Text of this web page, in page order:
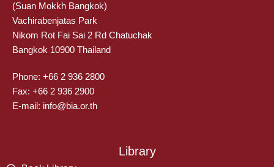
(Suan Mokkh Bangkok)
Vachirabenjatas Park
Nikom Rot Fai Sai 2 Rd Chatuchak
Bangkok 10900 Thailand
Phone: +66 2 936 2800
Fax: +66 2 936 2900
E-mail: info@bia.or.th
Library